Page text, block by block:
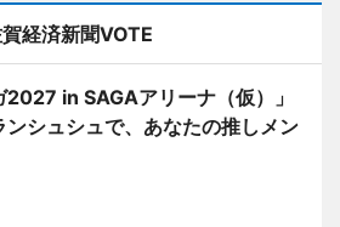
経済新聞VOTE
2027 in SAGAアリーナ（仮）」
ンシュシュで、あなたの推しメン